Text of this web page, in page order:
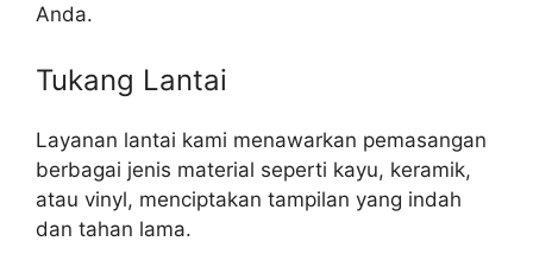
Anda.
Tukang Lantai
Layanan lantai kami menawarkan pemasangan
berbagai jenis material seperti kayu, keramik,
atau vinyl, menciptakan tampilan yang indah
dan tahan lama.